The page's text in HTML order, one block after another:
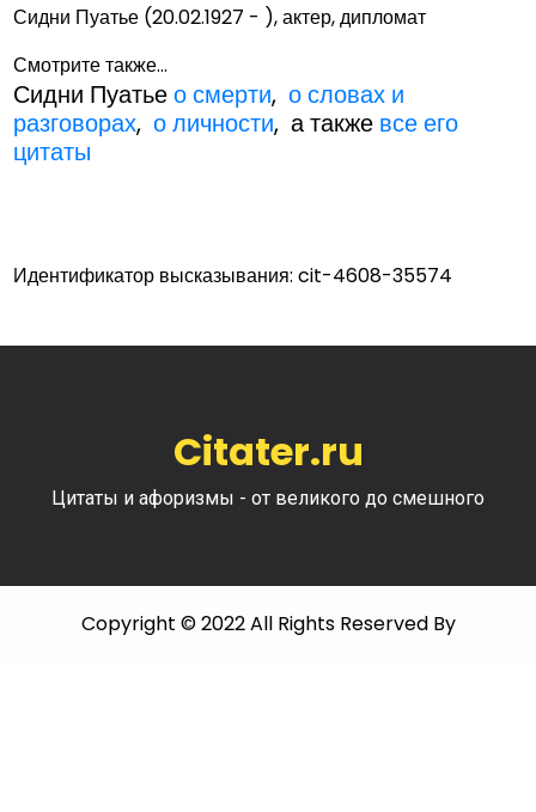
Сидни Пуатье (20.02.1927 - ), актер, дипломат
Смотрите также...
Сидни Пуатьео смерти,о словах и
разговорах,о личности, а также все его
цитаты
Идентификатор высказывания: cit-4608-35574
Citater.ru
Цитаты и афоризмы - от великого до смешного
Copyright © 2022 All Rights Reserved By